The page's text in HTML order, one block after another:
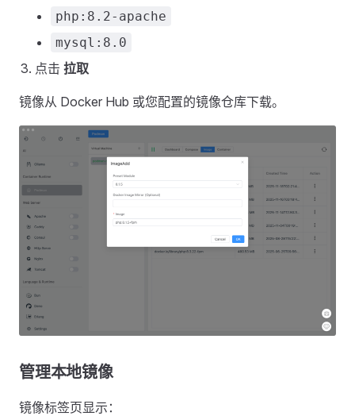
php:8.2-apache
mysql:8.0
点击 拉取
镜像从 Docker Hub 或您配置的镜像仓库下载。
管理本地镜像
镜像标签页显示：